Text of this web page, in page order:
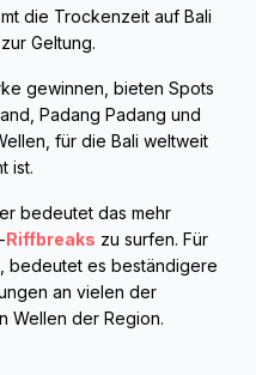
die Trockenzeit auf Bali
Geltung.
gewinnen, bieten Spots
Padang Padang und
für die Bali weltweit
ist.
bedeutet das mehr
Riffbreaks zu surfen. Für
, bedeutet es beständigere
an vielen der
Wellen der Region.